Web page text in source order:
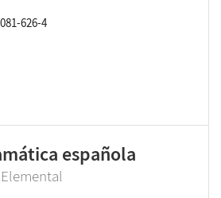
626-4
española